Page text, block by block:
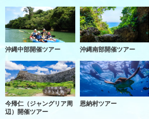
沖縄中部開催ツアー 沖縄南部開催ツアー
今帰仁（ジャングリア周
辺）開催ツアー
恩納村ツアー